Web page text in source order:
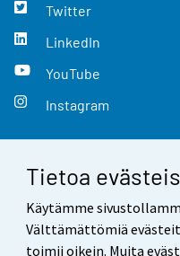
Tietoa
Käytämme
Välttämättömiä
toimii oikein. Muita
Twitter
LinkedIn
YouTube
Instagram
Yhteystiedot
Palaute